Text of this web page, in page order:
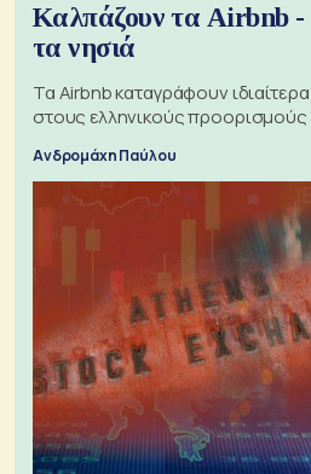
Καλπάζουν τα Airbnb -
τα νησιά
Τα Airbnb καταγράφουν
στους ελληνικούς προορισμούς
Ανδρομάχη Παύλου